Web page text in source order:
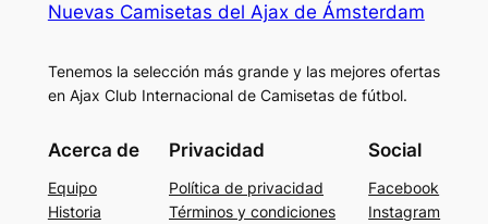
Nuevas Camisetas del Ajax de Ámsterdam
Tenemos la selección más grande y las mejores ofertas
en Ajax Club Internacional de Camisetas de fútbol.
Acerca de
Equipo
Historia
Privacidad
Política de privacidad
Términos y condiciones
Social
Facebook
Instagram